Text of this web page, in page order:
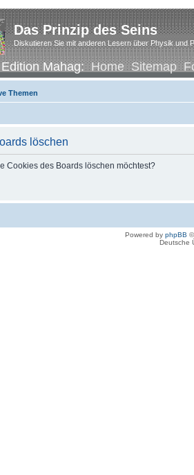
Das Prinzip des Seins
Diskutieren Sie mit anderen Lesern über Physik und
Edition Mahag:Home Sitemap
Themen
löschen
Cookies des Boards löschen möchtest?
Powered by phpBB
Deutsche